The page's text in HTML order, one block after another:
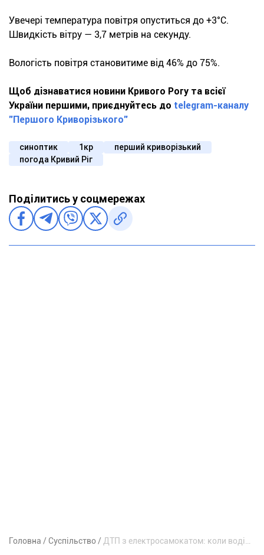
Увечері температура повітря опуститься до +3°С.
Швидкість вітру — 3,7 метрів на секунду.
Вологість повітря становитиме від 46% до 75%.
Щоб дізнаватися новини Кривого Рогу та всієї
України першими, приєднуйтесь до telegram-каналу
"Першого Криворізького"
синоптик 1кр
перший криворізький
погода Кривий Ріг
Поділитись у соцмережах
Головна Суспільство